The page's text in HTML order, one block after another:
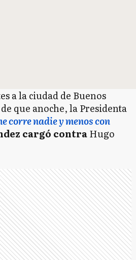
a la ciudad de Buenos
que anoche, la Presidenta
corre nadie y menos con
cargó contraHugo